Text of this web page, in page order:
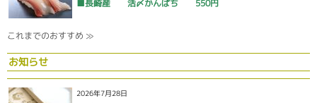
■長崎産 活〆かんぱち 550円
これまでのおすすめ ≫
お知らせ
2026年7月28日